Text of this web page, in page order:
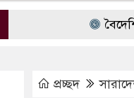
বৈদেশিক
প্রচ্ছদ